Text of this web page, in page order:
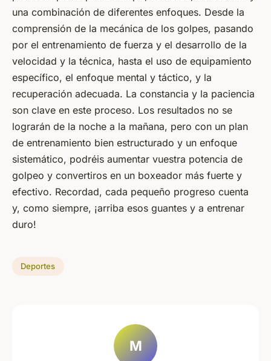
una combinación de diferentes enfoques. Desde la
comprensión de la mecánica de los golpes, pasando
por el entrenamiento de fuerza y el desarrollo de la
velocidad y la técnica, hasta el uso de equipamiento
específico, el enfoque mental y táctico, y la
recuperación adecuada. La constancia y la paciencia
son clave en este proceso. Los resultados no se
lograrán de la noche a la mañana, pero con un plan
de entrenamiento bien estructurado y un enfoque
sistemático, podréis aumentar vuestra potencia de
golpeo y convertiros en un boxeador más fuerte y
efectivo. Recordad, cada pequeño progreso cuenta
y, como siempre, ¡arriba esos guantes y a entrenar
duro!
Deportes
M